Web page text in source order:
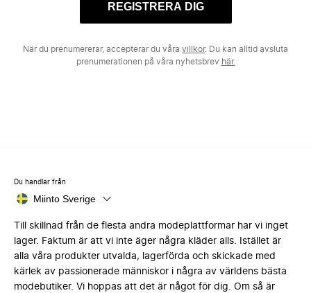
REGISTRERA DIG
När du prenumererar, accepterar du våra villkor. Du kan alltid avsluta
prenumerationen på våra nyhetsbrev här.
Du handlar från
Miinto Sverige
Till skillnad från de flesta andra modeplattformar har vi inget
lager. Faktum är att vi inte äger några kläder alls. Istället är
alla våra produkter utvalda, lagerförda och skickade med
kärlek av passionerade människor i några av världens bästa
modebutiker. Vi hoppas att det är något för dig. Om så är